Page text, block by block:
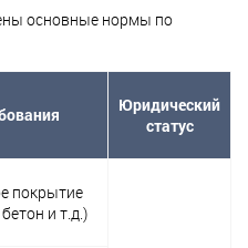
основные нормы по
Юридический
статус
покрытие
и т.д.)